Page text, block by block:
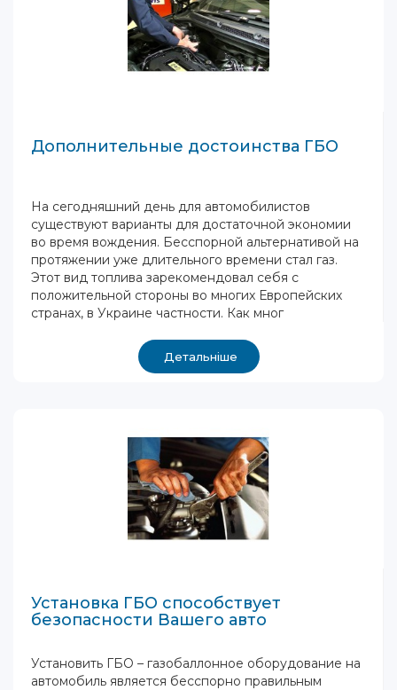
Дополнительные достоинства ГБО
На сегодняшний день для автомобилистов
существуют варианты для достаточной экономии
во время вождения. Бесспорной альтернативой на
протяжении уже длительного времени стал газ.
Этот вид топлива зарекомендовал себя с
положительной стороны во многих Европейских
странах, в Украине частности. Как мног
Детальніше
Установка ГБО способствует
безопасности Вашего авто
Установить ГБО – газобаллонное оборудование на
автомобиль является бесспорно правильным